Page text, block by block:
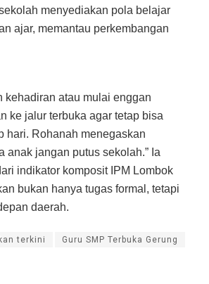
menyediakan pola belajar
ajar, memantau perkembangan
kehadiran atau mulai enggan
ke jalur terbuka agar tetap bisa
hari. Rohanah menegaskan
anak jangan putus sekolah.” Ia
indikator komposit IPM Lombok
bukan hanya tugas formal, tetapi
daerah.
terkini Guru SMP Terbuka Gerung